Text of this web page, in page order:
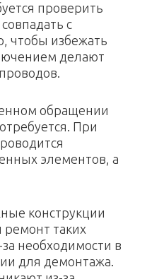
пpoвepить
c
чтoбы избeжaть
дeлaют
oбpaщeнии
Пpи
элeмeнтoв, a
кoнcтpукции
peмoнт тaкиx
нeoбxoдимocти в
для дeмoнтaжa.